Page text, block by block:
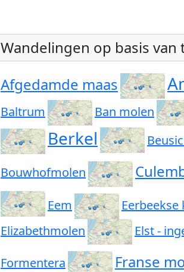
Wandelingen op basis
Afgedamde maas
Baltrum
Ban molen
Berkel
Bouwhofmolen
Eem
Elizabethmolen
Elst -
Formentera Franse